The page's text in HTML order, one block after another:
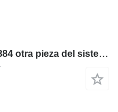
Solenoidnaya katushka 14550884 otra pieza del sistema eléctrico para Volvo EC380D excavadora